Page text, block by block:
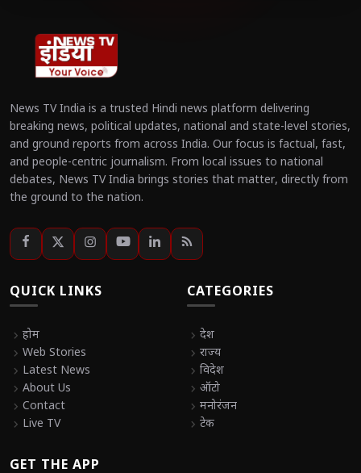
News TV India is a trusted Hindi news platform delivering
breaking news, political updates, national and state-level stories,
and ground reports from across India. Our focus is factual, fast,
and people-centric journalism. From local issues to national
debates, News TV India brings stories that matter, directly from
the ground to the nation.
QUICK LINKS
chevron_right होम
chevron_right Web Stories
chevron_right Latest News
chevron_right About Us
chevron_right Contact
chevron_right Live TV
CATEGORIES
chevron_right देश
chevron_right राज्य
chevron_right विदेश
chevron_right ऑटो
chevron_right मनोरंजन
chevron_right टेक
GET THE APP